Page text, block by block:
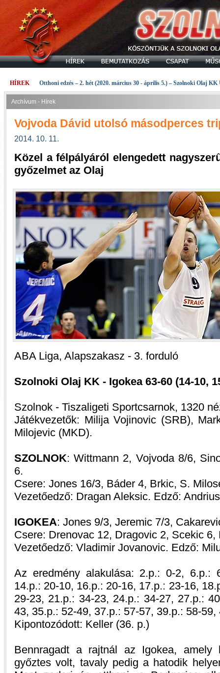
HÍREK Otthoni edzés – 2. hét (2020. március 30 - április 5.) – Szolnoki Olaj KK
Archívum - Hírek
Vojvoda Dávid utolsó másodperces
2014. 10. 11.
Közel a félpályáról elengedett
győzelmet az Olaj
ABA Liga, Alapszakasz - 3. forduló
Szolnoki Olaj KK - Igokea 63-60 (14-10,
Szolnok - Tiszaligeti Sportcsarnok, 1320
Játékvezetők: Milija Vojinovic (SRB),
Milojevic (MKD).
SZOLNOK: Wittmann 2, Vojvoda 8/6,
6.
Csere: Jones 16/3, Báder 4, Brkic, S.
Vezetőedző: Dragan Aleksic. Edző:
IGOKEA: Jones 9/3, Jeremic 7/3,
Csere: Drenovac 12, Dragovic 2, Scekic
Vezetőedző: Vladimir Jovanovic. Edző:
Az eredmény alakulása: 2.p.: 0-2, 6.p.:
14.p.: 20-10, 16.p.: 20-16, 17.p.: 23-16,
29-23, 21.p.: 34-23, 24.p.: 34-27, 27.p.:
43, 35.p.: 52-49, 37.p.: 57-57, 39.p.: 58-59,
Kipontozódott: Keller (36. p.)
Bennragadt a rajtnál az Igokea, amely
győztes volt, tavaly pedig a hatodik